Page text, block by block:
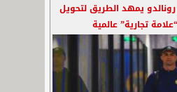
يمهد الطريق لتحويل
تجارية” عالمية